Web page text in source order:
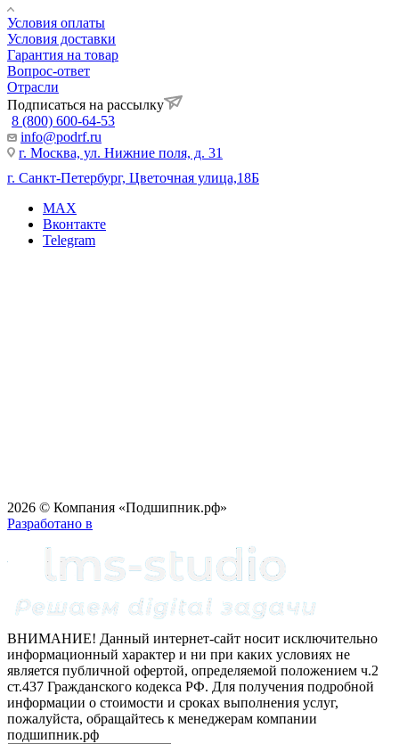
Условия оплаты
Условия доставки
Гарантия на товар
Вопрос-ответ
Отрасли
Подписаться на рассылку
8 (800) 600-64-53
info@podrf.ru
г. Москва, ул. Нижние поля, д. 31
г. Санкт-Петербург, Цветочная улица,18Б
MAX
Вконтакте
Telegram
2026 © Компания «Подшипник.рф»
Разработано в
ВНИМАНИЕ! Данный интернет-сайт носит исключительно
информационный характер и ни при каких условиях не
является публичной офертой, определяемой положением ч.2
ст.437 Гражданского кодекса РФ. Для получения подробной
информации о стоимости и сроках выполнения услуг,
пожалуйста, обращайтесь к менеджерам компании
подшипник.рф